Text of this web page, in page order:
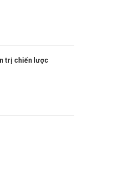
trị chiến lược